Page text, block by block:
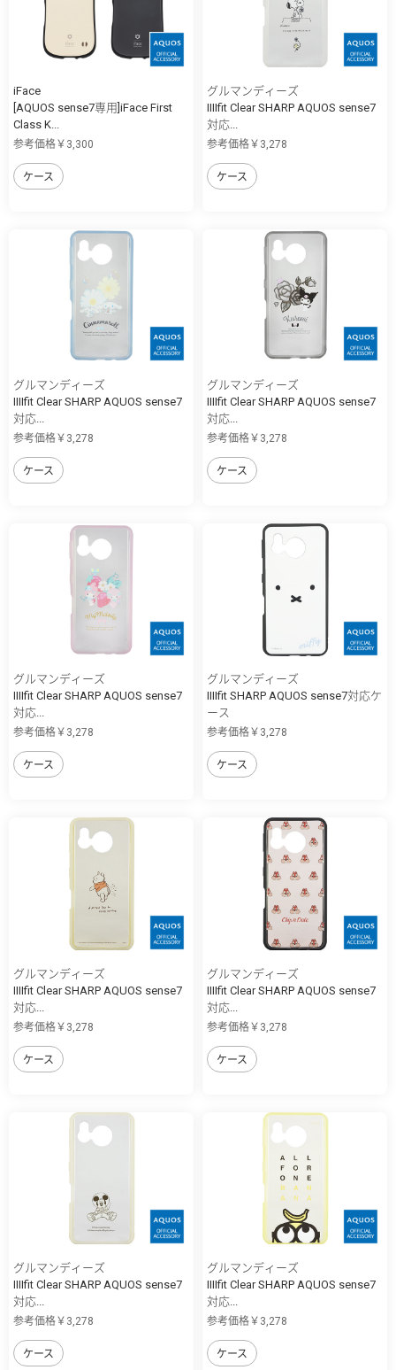
iFace
[AQUOS sense7専用]iFace First
Class K...
参考価格￥3,300
ケース
グルマンディーズ
IIIIfit Clear SHARP AQUOS sense7
対応...
参考価格￥3,278
ケース
グルマンディーズ
IIIIfit Clear SHARP AQUOS sense7
対応...
参考価格￥3,278
ケース
グルマンディーズ
IIIIfit Clear SHARP AQUOS sense7
対応...
参考価格￥3,278
ケース
グルマンディーズ
IIIIfit Clear SHARP AQUOS sense7
対応...
参考価格￥3,278
ケース
グルマンディーズ
IIIIfit SHARP AQUOS sense7対応ケ
ース
参考価格￥3,278
ケース
グルマンディーズ
IIIIfit Clear SHARP AQUOS sense7
対応...
参考価格￥3,278
ケース
グルマンディーズ
IIIIfit Clear SHARP AQUOS sense7
対応...
参考価格￥3,278
ケース
グルマンディーズ
IIIIfit Clear SHARP AQUOS sense7
対応...
参考価格￥3,278
ケース
グルマンディーズ
IIIIfit Clear SHARP AQUOS sense7
対応...
参考価格￥3,278
ケース